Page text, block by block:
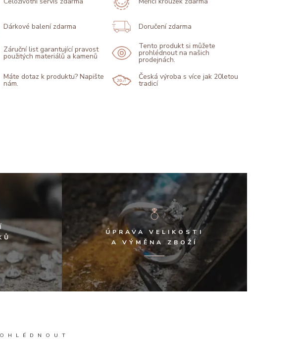
Dárkové balení zdarma Doručení zdarma
Záruční list garantující pravost
použitých materiálů a kamenů
Tento produkt si můžete
prohlédnout na našich
prodejnách.
Máte dotaz k produktu? Napište
nám.
Česká výroba s více jak 20letou
tradicí
ÚPRAVA VELIKOSTI
A VÝMĚNA ZBOŽÍ